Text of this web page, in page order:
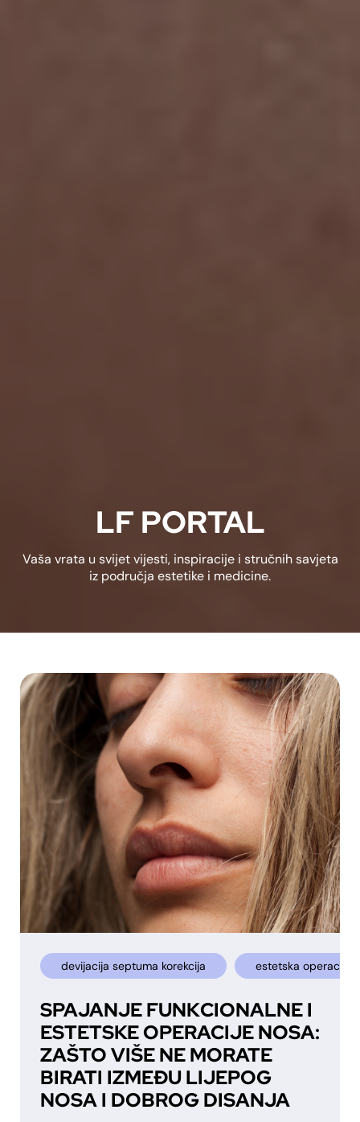
LF PORTAL
Vaša vrata u svijet vijesti, inspiracije i stručnih savjeta
iz područja estetike i medicine.
devijacija septuma korekcija estetska operacija
SPAJANJE FUNKCIONALNE I
ESTETSKE OPERACIJE NOSA:
ZAŠTO VIŠE NE MORATE
BIRATI IZMEĐU LIJEPOG
NOSA I DOBROG DISANJA